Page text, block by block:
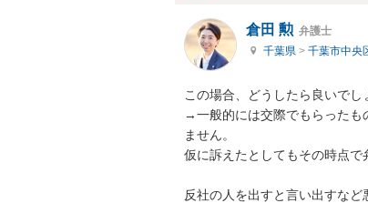
倉田 勲 弁護士
千葉県 > 千葉市中央
この場合、どうしたら良いでし
→一般的には交際でもらったも
ません。
仮に訴えたとしてもその時点で
反社の人を出すと言い出すな